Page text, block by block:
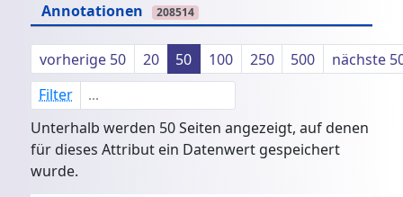
Annotationen
208514
vorherige 50 20 50 100 250 500
nächste
Filter
Unterhalb werden 50 Seiten angezeigt, auf denen
für dieses Attribut ein Datenwert gespeichert
wurde.